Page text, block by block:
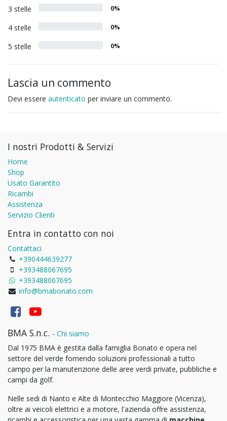
3 stelle 0%
4 stelle 0%
5 stelle 0%
Lascia un commento
Devi essere autenticato per inviare un commento.
I nostri Prodotti & Servizi
Home
Shop
Usato Garantito
Ricambi
Assistenza
Servizio Clienti
Entra in contatto con noi
Contattaci
+390444639277
+393488067695
+393488067695
info@bmabonato.com
BMA S.n.c. - Chi siamo
Dal 1975 BMA è gestita dalla famiglia Bonato e opera nel
settore del verde fornendo soluzioni professionali a tutto
campo per la manutenzione delle aree verdi private, pubbliche e
campi da golf.
Nelle sedi di Nanto e Alte di Montecchio Maggiore (Vicenza),
oltre ai veicoli elettrici e a motore, l'azienda offre assistenza,